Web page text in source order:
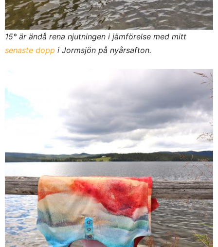
15° är ändå rena njutningen i jämförelse med mitt
senaste dopp i Jormsjön på nyårsafton.